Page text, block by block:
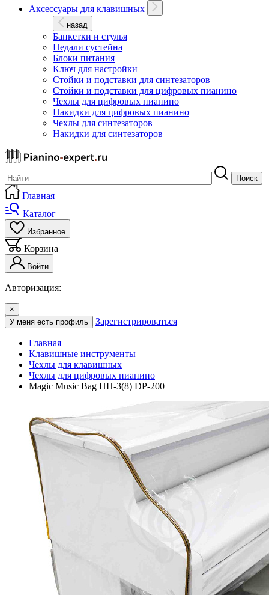
Аксессуары для клавишных
назад
Банкетки и стулья
Педали сустейна
Блоки питания
Ключ для настройки
Стойки и подставки для синтезаторов
Стойки и подставки для цифровых пианино
Чехлы для цифровых пианино
Накидки для цифровых пианино
Чехлы для синтезаторов
Накидки для синтезаторов
Поиск
Главная
Каталог
Избранное
Корзина
Войти
Авторизация:
×
У меня есть профиль
Зарегистрироваться
Главная
Клавишные инструменты
Чехлы для клавишных
Чехлы для цифровых пианино
Magic Music Bag ПН-3(8) DP-200